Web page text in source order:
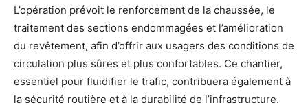
L’opération prévoit le renforcement de la chaussée, le
traitement des sections endommagées et l’amélioration
du revêtement, afin d’offrir aux usagers des conditions de
circulation plus sûres et plus confortables. Ce chantier,
essentiel pour fluidifier le trafic, contribuera également à
la sécurité routière et à la durabilité de l’infrastructure.